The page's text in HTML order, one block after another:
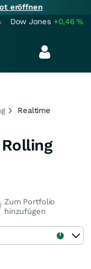
eröffnen
Dow Jones +0,46%
Realtime
Zum Portfolio
hinzufügen